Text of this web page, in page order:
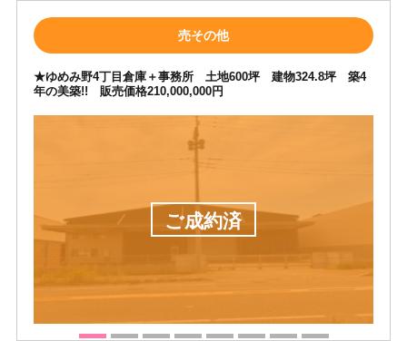
売その他
★ゆめみ野4丁目倉庫＋事務所 土地600坪 建物324.8坪 築4
年の美築!! 販売価格210,000,000円
ご成約済